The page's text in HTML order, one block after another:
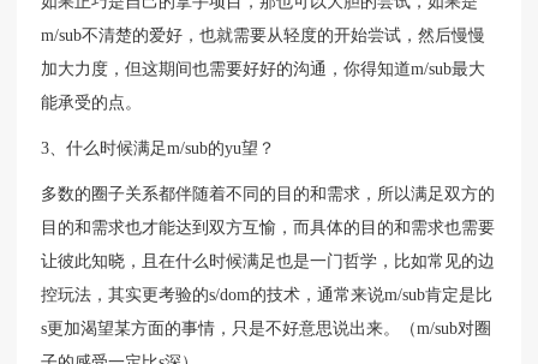
m/sub不清楚的爱好，也就需要从轻度的开始尝试，然后慢慢
加大力度，但这期间也需要好好的沟通，你得知道m/sub最大
能承受的点。
3、什么时候满足m/sub的yu望？
多数的圈子关系都伴随着不同的目的和需求，所以满足双方的
目的和需求也才能达到双方互愉，而具体的目的和需求也需要
让彼此知晓，且在什么时候满足也是一门哲学，比如常见的边
控玩法，其实更考验的s/dom的技术，通常来说m/sub肯定是比
s更加渴望某方面的事情，只是不好意思说出来。（m/sub对圈